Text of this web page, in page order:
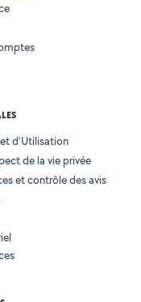
d'Utilisation
de la vie privée
et contrôle des avis